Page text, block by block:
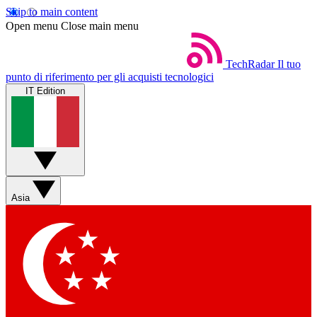
Skip to main content
Open menu Close main menu
TechRadar Il tuo
punto di riferimento per gli acquisti tecnologici
IT Edition
Asia